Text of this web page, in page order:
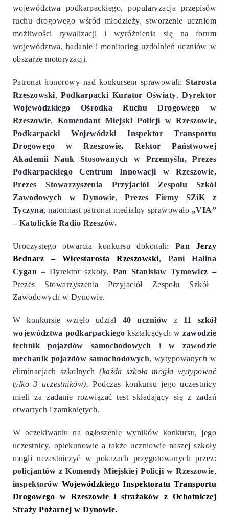
województwa podkarpackiego, popularyzacja przepisów
ruchu drogowego wśród młodzieży, stworzenie uczniom
możliwości rywalizacji i wyróżnienia się na forum
województwa, badanie i monitoring uzdolnień uczniów w
obszarze motoryzacji.
Patronat honorowy nad konkursem sprawowali:Starosta
Rzeszowski,Podkarpacki Kurator Oświaty,Dyrektor
Wojewódzkiego Ośrodka Ruchu Drogowego w
Rzeszowie, Komendant Miejski Policji w Rzeszowie,
Podkarpacki Wojewódzki Inspektor Transportu
Drogowego w Rzeszowie, Rektor Państwowej
Akademii Nauk Stosowanych w Przemyślu, Prezes
Podkarpackiego Centrum Innowacji w Rzeszowie,
Prezes Stowarzyszenia Przyjaciół Zespołu Szkół
Zawodowych w Dynowie,Prezes Firmy SZiK z
Tyczyna, natomiast patronat medialny sprawowało „VIA”
– Katolickie Radio Rzeszów.
Uroczystego otwarcia konkursu dokonali: Pan
Jerzy
Bednarz– Wicestarosta Rzeszowski,
Pani Halina
Cygan– Dyrektor szkoły, Pan Stanisław Tymowicz–
Prezes Stowarzyszenia Przyjaciół Zespołu Szkół
Zawodowych w Dynowie.
W konkursie wzięło udział 40 uczniów z 11 szkół
województwa podkarpackiego kształcących wzawodzie
technik pojazdów samochodowych i w zawodzie
mechanik pojazdów samochodowych, wytypowanych w
eliminacjach szkolnych(każda szkoła mogła wytypować
tylko 3 uczestników).Podczas konkursu jego uczestnicy
mieli za zadanie rozwiązać test składający się z zadań
otwartych i zamkniętych.
W oczekiwaniu na ogłoszenie wyników konkursu, jego
uczestnicy, opiekunowie a także uczniowie naszej szkoły
mogli uczestniczyć w pokazach przygotowanych przez:
policjantów z Komendy Miejskiej Policji w Rzeszowie,
inspektorów Wojewódzkiego Inspektoratu Transportu
Drogowego w Rzeszowie i strażaków z Ochotniczej
Straży Pożarnej w Dynowie.